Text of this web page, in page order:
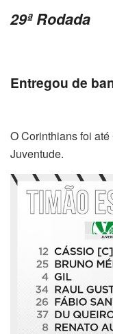
29ª Rodada
Entregou de
O Corinthians foi
Juventude.